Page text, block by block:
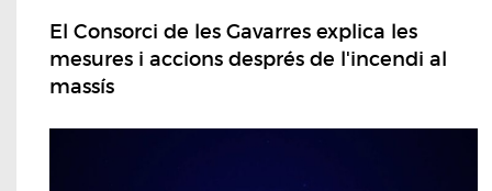
El Consorci de les Gavarres explica les
mesures i accions després de l'incendi al
massís